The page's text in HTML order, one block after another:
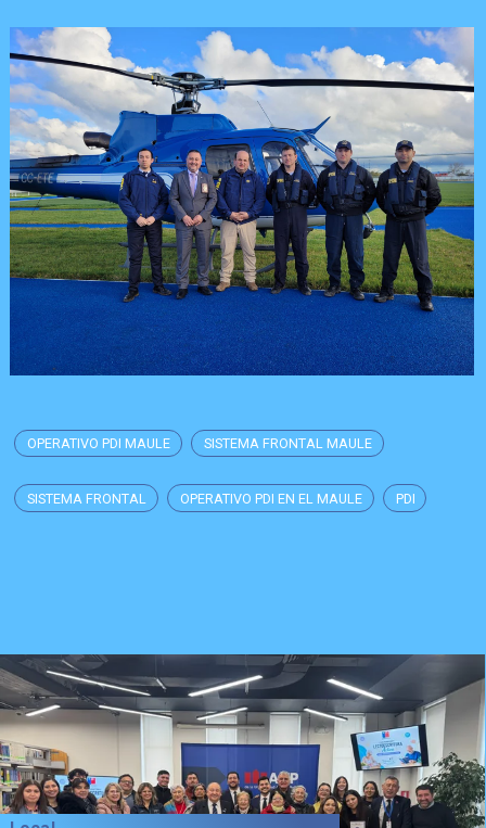
OPERATIVO PDI MAULE SISTEMA FRONTAL MAULE
SISTEMA FRONTAL OPERATIVO PDI EN EL MAULE PDI